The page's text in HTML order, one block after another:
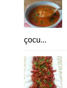
çocu...